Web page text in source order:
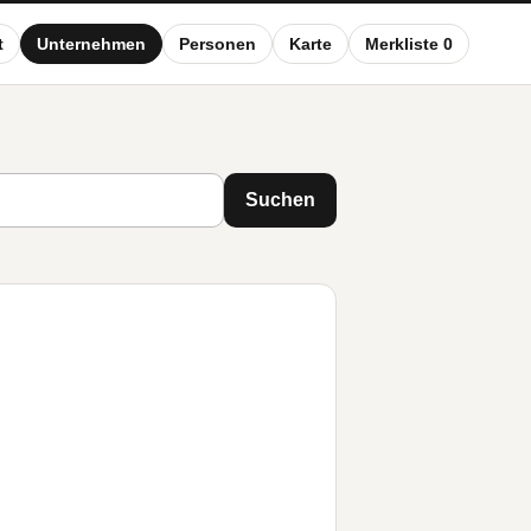
Unternehmen Personen Karte Merkliste 0
Suchen